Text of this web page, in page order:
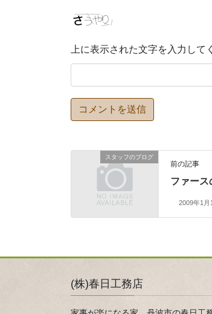
上に表示された文字を入力して
スタッフのブログ
前の記事
ファース
2009年1月
(株)春日工務店